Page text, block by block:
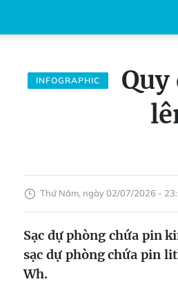
INFOGRAPHIC
Thứ Năm, ngày 02/07/2026 -
Sạc dự phòng chứa pin
sạc dự phòng chứa pin
Wh.